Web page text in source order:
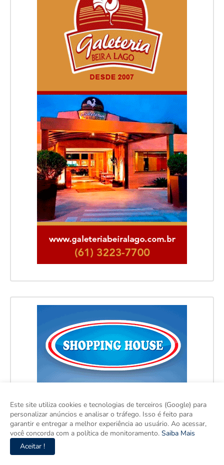
Este site utiliza cookies e tecnologias de terceiros (Google) para
personalizar anúncios e analisar o tráfego. Isso é feito para
garantir e entregar a melhor experiência ao usuário. Ao acessar,
você concorda com a política de monitoramento. Saiba Mais
Aceitar !